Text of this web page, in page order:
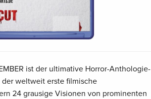
ist der ultimative Horror-Anthologie-
weltweit erste filmische
24 grausige Visionen von prominenten